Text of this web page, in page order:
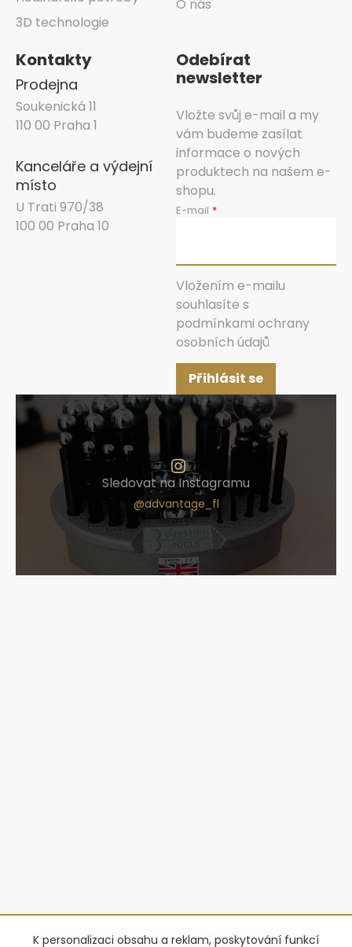
K personalizaci obsahu a reklam, poskytování funkcí
3D technologie
O nás
Kontakty
Prodejna
Soukenická 11
110 00 Praha 1
Kanceláře a výdejní
místo
U Trati 970/38
100 00 Praha 10
Odebírat
newsletter
Vložte svůj e-mail a my
vám budeme zasílat
informace o nových
produktech na našem e-
shopu.
E-mail
Vložením e-mailu
souhlasíte s
podmínkami ochrany
osobních údajů
Přihlásit se
Sledovat na Instagramu